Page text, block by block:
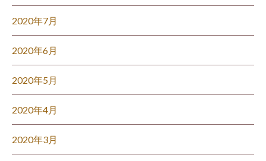
2020年7月
2020年6月
2020年5月
2020年4月
2020年3月